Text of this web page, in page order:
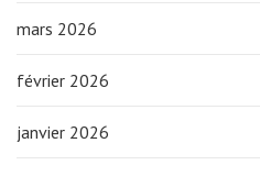
mars 2026
février 2026
janvier 2026